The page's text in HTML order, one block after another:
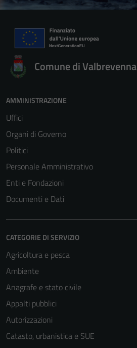
Comune di Valbrevenna
AMMINISTRAZIONE
Uffici
Organi di Governo
Politici
Personale Amministrativo
Enti e Fondazioni
Documenti e Dati
CATEGORIE DI SERVIZIO
Agricoltura e pesca
Ambiente
Anagrafe e stato civile
Appalti pubblici
Autorizzazioni
Catasto, urbanistica e SUE